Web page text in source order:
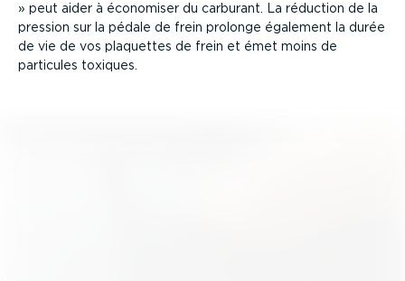
» peut aider à économiser du carburant. La réduction de la
pression sur la pédale de frein prolonge également la durée
de vie de vos plaquettes de frein et émet moins de
particules toxiques.